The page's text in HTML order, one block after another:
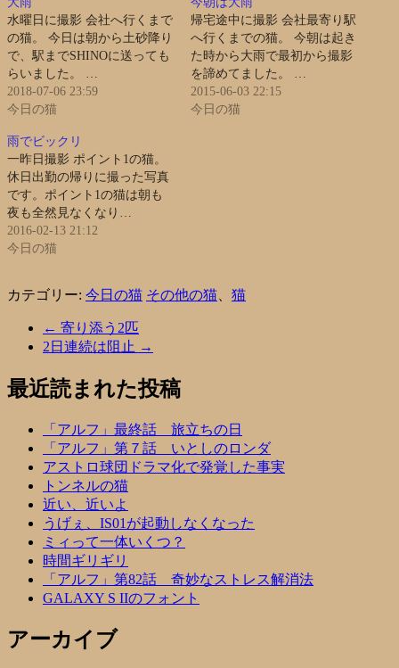
水曜日に撮影 会社へ行くまで
の猫。 今日は朝から土砂降り
で、駅までSHINOに送っても
らいました。 …
2018-07-06 23:59
今日の猫
帰宅途中に撮影 会社最寄り駅
へ行くまでの猫。 今朝は起き
た時から大雨で最初から撮影
を諦めてました。 …
2015-06-03 22:15
今日の猫
雨でビックリ
一昨日撮影 ポイント1の猫。
休日出勤の帰りに撮った写真
です。ポイント1の猫は朝も
夜も全然見なくなり…
2016-02-13 21:12
今日の猫
カテゴリー: 今日の猫 その他の猫 猫
← 寄り添う2匹
2日連続は阻止 →
最近読まれた投稿
「アルフ」最終話 旅立ちの日
「アルフ」第７話 いとしのロンダ
アストロ球団ドラマ化で発覚した事実
トンネルの猫
近い、近いよ
うげぇ、IS01が起動しなくなった
ミィって一体いくつ？
時間ギリギリ
「アルフ」第82話 奇妙なストレス解消法
GALAXY S IIのフォント
アーカイブ